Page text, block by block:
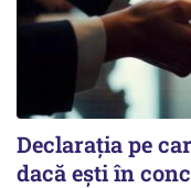
Declarația pe
dacă ești în